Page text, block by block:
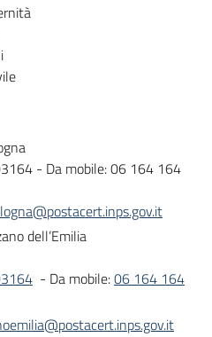
- Da mobile: 06 164 164
dell’Emilia
- Da mobile:06 164 164